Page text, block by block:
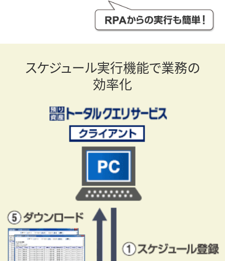
RPAからの実行も簡単！
スケジュール実行機能で業務の
効率化